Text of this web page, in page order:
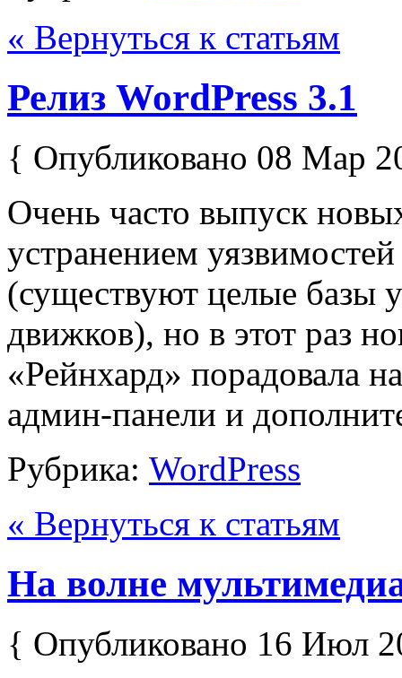
« Вернуться к статьям
Релиз WordPress 3.1
{ Опубликовано 08 Мар
Очень часто выпуск
устранением
(существуют целые базы
движков), но в этот раз
«Рейнхард» порадовала
админ-панели и
Рубрика: WordPress
« Вернуться к статьям
На волне
{ Опубликовано 16 Июл